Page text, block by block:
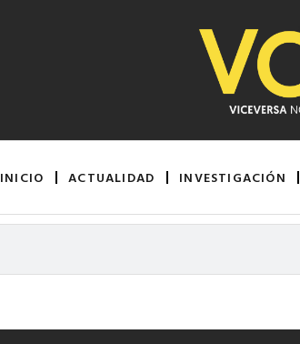
INICIO ACTUALIDAD INVESTIGACIÓN